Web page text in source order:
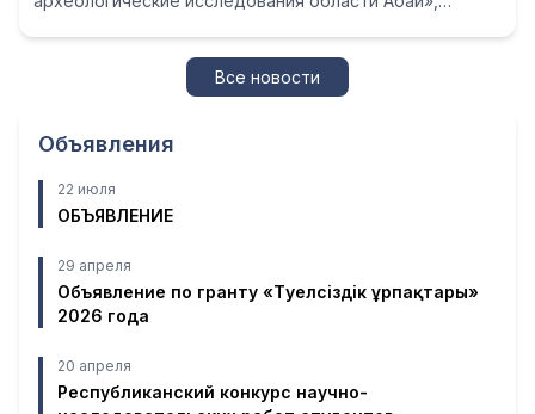
Все новости
Объявления
22 июля
ОБЪЯВЛЕНИЕ
29 апреля
Объявление по гранту «Тәуелсіздік ұрпақтары»
2026 года
20 апреля
Республиканский конкурс научно-